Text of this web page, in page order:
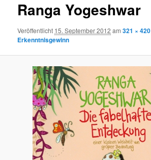
Ranga Yogeshwar
Veröffentlicht 15. September 2012 am321 × 420
Erkenntnisgewinn